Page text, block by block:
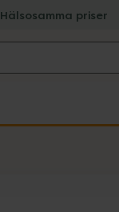
Hälsosamma priser